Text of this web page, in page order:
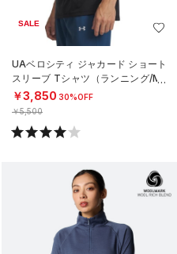
SALE
UAベロシティ ジャカード ショート
スリーブ Tシャツ（ランニング/ME
N）
￥3,850 30%OFF
￥5,500